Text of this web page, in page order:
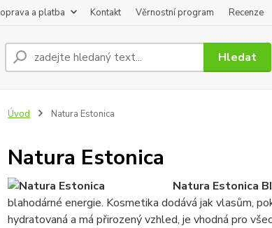
a platba Kontakt Věrnostní program Recenze
Hledat
Úvod Natura Estonica
Natura Estonica
Natura Estonica
blahodárné energie. Kosmetika dodává jak vlasům,
hydratovaná a má přirozený vzhled, je vhodná pro